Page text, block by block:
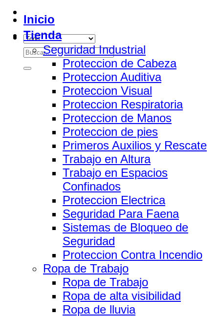
Buscar
por:
Inicio
Tienda
Seguridad Industrial
Proteccion de Cabeza
Proteccion Auditiva
Proteccion Visual
Proteccion Respiratoria
Proteccion de Manos
Proteccion de pies
Primeros Auxilios y Rescate
Trabajo en Altura
Trabajo en Espacios
Confinados
Proteccion Electrica
Seguridad Para Faena
Sistemas de Bloqueo de
Seguridad
Proteccion Contra Incendio
Ropa de Trabajo
Ropa de Trabajo
Ropa de alta visibilidad
Ropa de lluvia